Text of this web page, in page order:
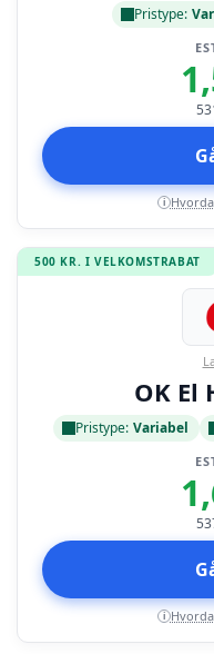
Pristype:
i
500 KR. I VELKOMSTRABAT
OK El
Pristype: Variabel
i